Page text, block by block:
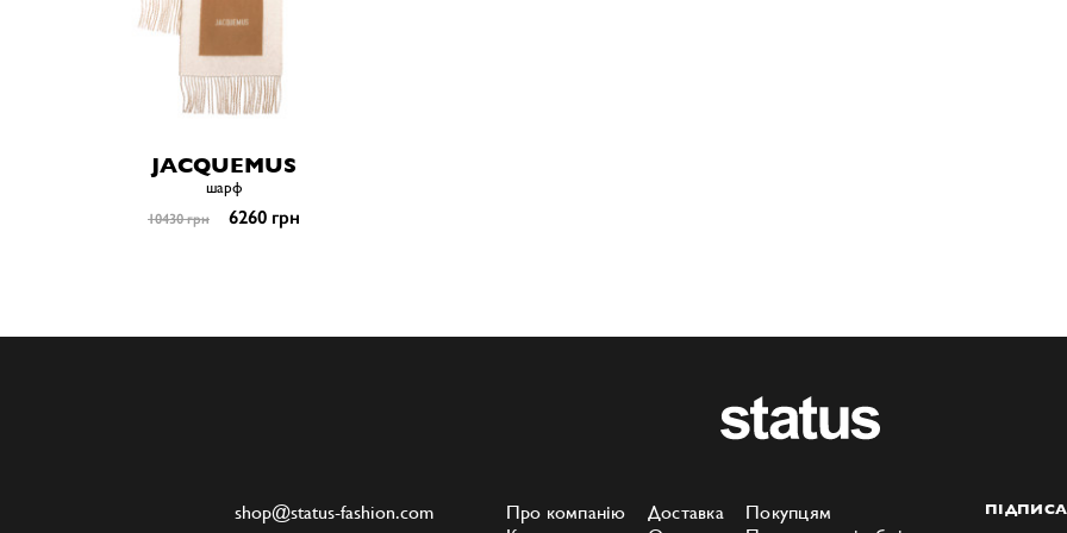
JACQUEMUS
шарф
10430 грн 6260 грн
Про компанію
Доставка
Покупцям
shop@status-fashion.com